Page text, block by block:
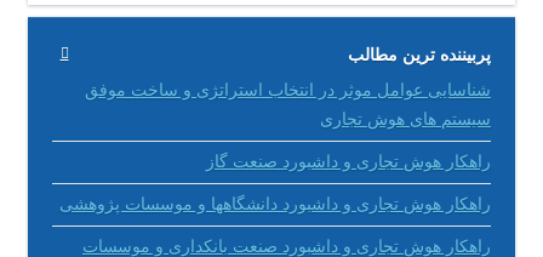
پربیننده ترین مطالب
شناسایی عوامل موثر در انتخاب استراتژی و ساخت موفق
سیستم های هوش تجاری
راهکار هوش تجاری و داشبورد صنعت گاز
راهکار هوش تجاری و داشبورد دانشگاهها و موسسات پژوهشی
راهکار هوش تجاری و داشبورد صنعت بانکداری و موسسات